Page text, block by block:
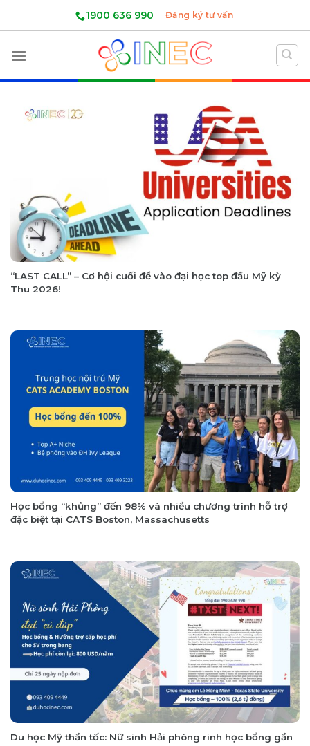
1900 636 990 Đăng ký tư vấn
“LAST CALL” – Cơ hội cuối để vào đại học top đầu Mỹ kỳ
Thu 2026!
Học bổng “khủng” đến 98% và nhiều chương trình hỗ trợ
đặc biệt tại CATS Boston, Massachusetts
Du học Mỹ thần tốc: Nữ sinh Hải phòng rinh học bổng gần